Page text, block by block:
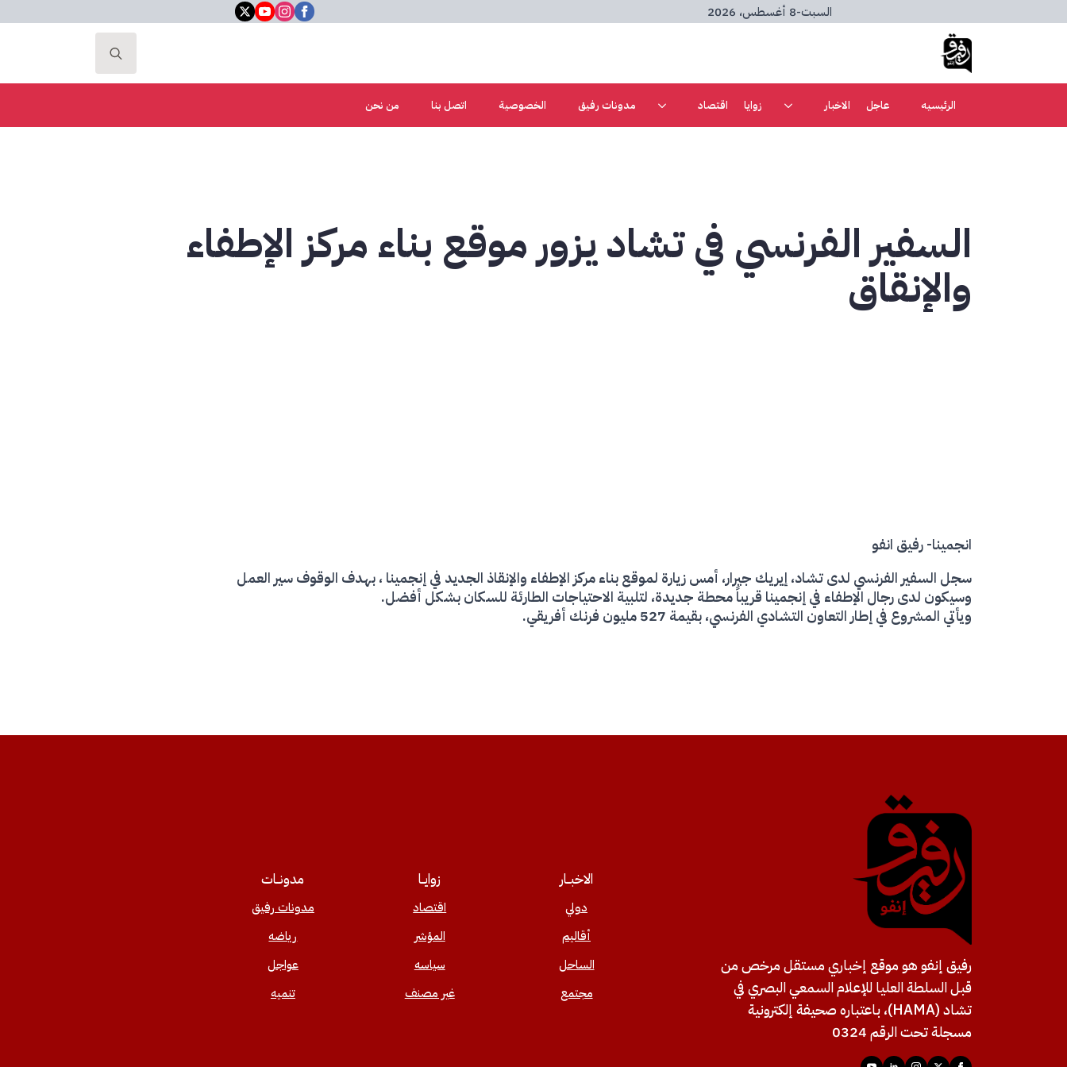
السبت-8 أغسطس، 2026
Search
الرئيسيه عاجل الاخبار زوايا اقتصاد مدونات رفيق الخصوصية اتصل بنا من نحن
السفير الفرنسي في تشاد يزور موقع بناء مركز الإطفاء
والإنقاق
انجمينا- رفيق انفو
سجل السفير الفرنسي لدى تشاد، إيريك جيرار، أمس زيارة لموقع بناء مركز الإطفاء والإنقاذ الجديد في إنجمينا ، بهدف الوقوف سير العمل
وسيكون لدى رجال الإطفاء في إنجمينا قريباً محطة جديدة، لتلبية الاحتياجات الطارئة للسكان بشكل أفضل.
ويأتي المشروع في إطار التعاون التشادي الفرنسي، بقيمة 527 مليون فرنك أفريقي.
رفيق إنفو هو موقع إخباري مستقل مرخص من
قبل السلطة العليا للإعلام السمعي البصري في
تشاد (HAMA)، باعتباره صحيفة إلكترونية
مسجلة تحت الرقم 0324
الاخبــار
دولي
أقاليم
الساحل
مجتمع
زوايــا
اقتصاد
المؤشر
سياسه
غير مصنف
مدونــات
مدونات رفيق
رياضه
عواجل
تنميه